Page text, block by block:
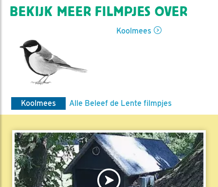
BEKIJK MEER FILMPJES OVER
Koolmees
Koolmees Alle Beleef de Lente filmpjes